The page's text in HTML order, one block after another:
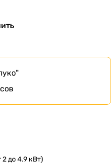
до 4.9 кВт)